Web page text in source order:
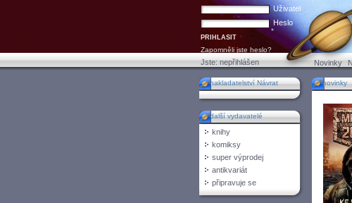
Uživatel
Heslo
Zapomněli jste heslo?
Jste:nepřihlášen Novinky
nakladatelství Návrat
další vydavatelé
knihy
komiksy
super výprodej
antikvariát
připravuje se
novinky